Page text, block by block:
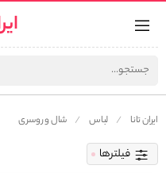
ایران تانا لباس شال و روسری
فیلترها